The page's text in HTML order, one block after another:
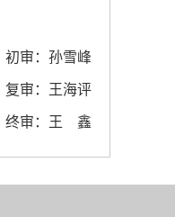
初审：孙雪峰
复审：王海评
终审：王 鑫